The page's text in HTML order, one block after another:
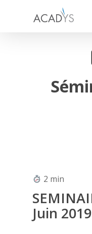
2 min
Juin 2019